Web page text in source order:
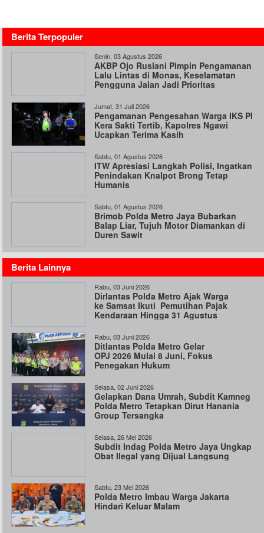
Berita Terpopuler
Senin, 03 Agustus 2026
AKBP Ojo Ruslani Pimpin Pengamanan
Lalu Lintas di Monas, Keselamatan
Pengguna Jalan Jadi Prioritas
Jumat, 31 Juli 2026
Pengamanan Pengesahan Warga IKS PI
Kera Sakti Tertib, Kapolres Ngawi
Ucapkan Terima Kasih
Sabtu, 01 Agustus 2026
ITW Apresiasi Langkah Polisi, Ingatkan
Penindakan Knalpot Brong Tetap
Humanis
Sabtu, 01 Agustus 2026
Brimob Polda Metro Jaya Bubarkan
Balap Liar, Tujuh Motor Diamankan di
Duren Sawit
Berita Lainnya
Rabu, 03 Juni 2026
Dirlantas Polda Metro Ajak Warga
ke Samsat Ikuti Pemutihan Pajak
Kendaraan Hingga 31 Agustus
Rabu, 03 Juni 2026
Ditlantas Polda Metro Gelar
OPJ 2026 Mulai 8 Juni, Fokus
Penegakan Hukum
Selasa, 02 Juni 2026
Gelapkan Dana Umrah, Subdit Kamneg
Polda Metro Tetapkan Dirut Hanania
Group Tersangka
Selasa, 26 Mei 2026
Subdit Indag Polda Metro Jaya Ungkap
Obat Ilegal yang Dijual Langsung
Sabtu, 23 Mei 2026
Polda Metro Imbau Warga Jakarta
Hindari Keluar Malam